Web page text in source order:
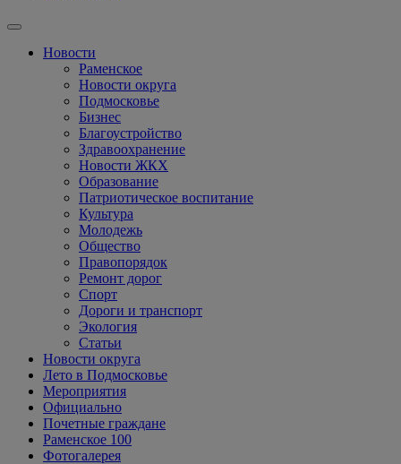
Новости
Раменское
Новости округа
Подмосковье
Бизнес
Благоустройство
Здравоохранение
Новости ЖКХ
Образование
Патриотическое воспитание
Культура
Молодежь
Общество
Правопорядок
Ремонт дорог
Спорт
Дороги и транспорт
Экология
Статьи
Новости округа
Лето в Подмосковье
Мероприятия
Официально
Почетные граждане
Раменское 100
Фотогалерея